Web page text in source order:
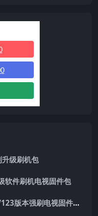
级刷机包
软件刷机电视固件包
TCL电视V8-S38AT01-LF1V123版本强刷电视固件包下载